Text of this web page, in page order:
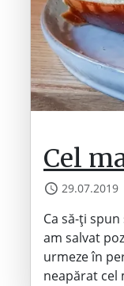
Cel
29.07.2019
Ca să-ți
am salvat
urmeze în
neapărat